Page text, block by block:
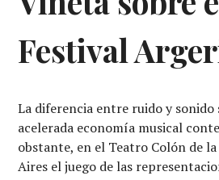
Festival
La diferencia entre ruido y sonido
acelerada economía musical
obstante, en el Teatro Colón de la
Aires el juego de las